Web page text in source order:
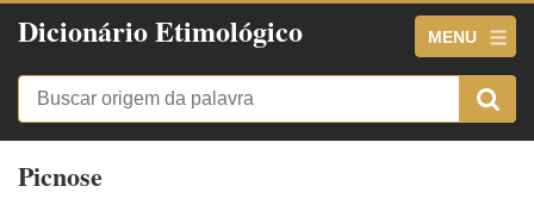
Dicionário Etimológico MENU
Picnose